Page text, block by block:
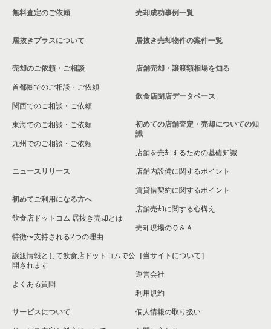
覧
神奈川県の専門料理の居抜き売却物件の案件一覧
神奈川県の洋食の居抜き売却物件の案件一覧
神奈川県のその他の居抜き売却物件の案件一覧
一覧
横浜市中区の和食の居抜き売却物件の案件一覧
横浜市中区の洋食の居抜き売却物件の案件一覧
関内駅の洋食の居抜き売却物件の案件一覧
関内駅のその他の居抜き売却物件の案件一覧
無料査定のご依頼
居抜きプラスについて
売却のご依頼・ご相談
首都圏でのご相談・ご依頼
関西でのご相談・ご依頼
東海でのご相談・ご依頼
九州でのご相談・ご依頼
ニュースリリース
初めてご利用になる方へ
飲食店ドットコム 居抜き売却とは
特徴〜支持される2つの理由
譲渡情報として飲食店ドットコムで公
開されます
よくある質問
サービスについて
売却成功事例一覧
居抜き売却物件の案件一覧
店舗売却・譲渡額相場を知る
飲食店閉店データベース
初めての店舗査定・売却についての知
識
店舗を売却するための基礎知識
店舗内設備に関するポイント
賃貸借契約に関するポイント
店舗売却に関する心構え
売却現場のＱ＆Ａ
［当サイトについて］
運営会社
利用規約
個人情報の取り扱い